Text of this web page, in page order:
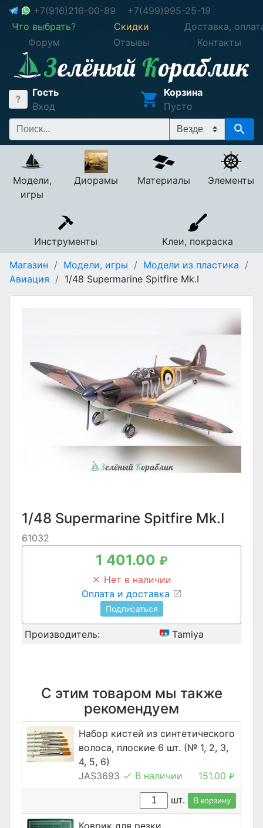
+7(916)216-00-89
+7(499)995-25-19
Что выбрать?
Скидки
Доставка,
Форум
Отзывы Контакты
Гость
Вход
Корзина
Пусто
Модели,
игры
Диорамы Материалы Элементы
Инструменты
Клеи, покраска
Магазин / Модели, игры / Модели из пластика /
Авиация / 1/48 Supermarine Spitfire Mk.I
1/48 Supermarine Spitfire Mk.I
61032
1 401.00 ₽
Нет в наличии
Оплата и доставка
Подписаться
Производитель: Tamiya
С этим товаром мы также
рекомендуем
Набор кистей из синтетического
волоса, плоские 6 шт. (№ 1, 2, 3,
4, 5, 6)
JAS3693
В наличии 151.00 ₽
шт. В корзину